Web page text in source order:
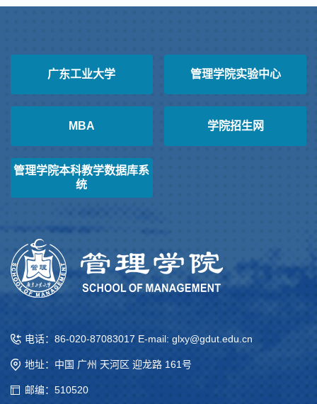
广东工业大学 管理学院实验中心
MBA 学院招生网
管理学院本科教学数据库系
统
电话：86-020-87083017 E-mail: glxy@gdut.edu.cn
地址：中国 广州 天河区 迎龙路 161号
邮编：510520